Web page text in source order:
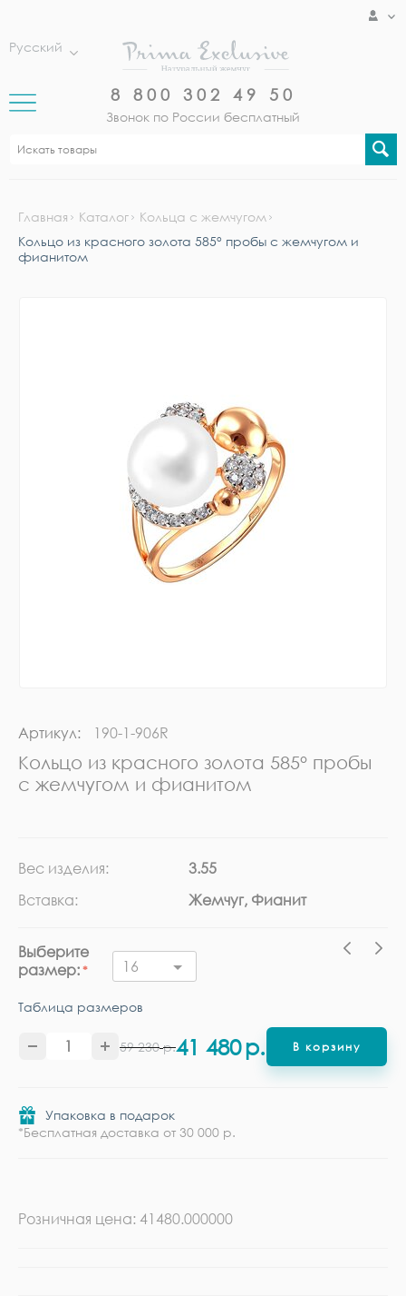
Русский
8 800 302 49 50
Звонок по России бесплатный
Главная Каталог
Кольца с жемчугом
Кольцо из красного золота 585° пробы с жемчугом и
фианитом
Артикул: 190-1-906R
Кольцо из красного золота 585° пробы
с жемчугом и фианитом
Вес изделия:
3.55
Вставка:
Жемчуг, Фианит
Выберите
размер:
16
Таблица размеров
59 230 р.41 480р. В корзину
Упаковка в подарок
*Бесплатная доставка от 30 000 р.
Розничная цена: 41480.000000